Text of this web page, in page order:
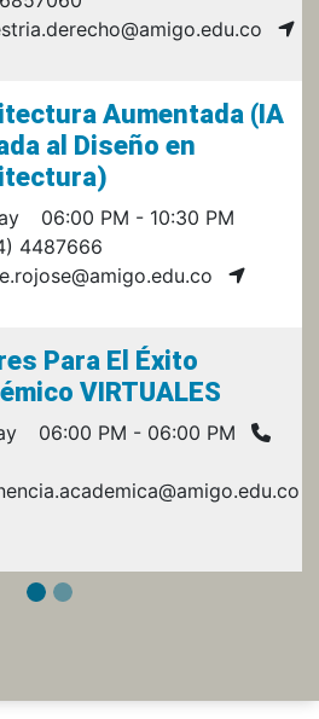
Aumentada (IA
al Diseño en
06:00 PM - 10:30 PM
4487666
Para El Éxito
VIRTUALES
06:00 PM - 06:00 PM